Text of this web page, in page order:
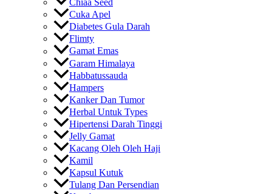
Chiaa Seed
Cuka Apel
Diabetes Gula Darah
Flimty
Gamat Emas
Garam Himalaya
Habbatussauda
Hampers
Kanker Dan Tumor
Herbal Untuk Types
Hipertensi Darah Tinggi
Jelly Gamat
Kacang Oleh Oleh Haji
Kamil
Kapsul Kutuk
Tulang Dan Persendian